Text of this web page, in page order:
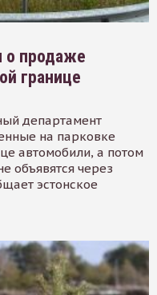
о продаже
границе
департамент
на парковке
автомобили, а потом
объявятся через
эстонское